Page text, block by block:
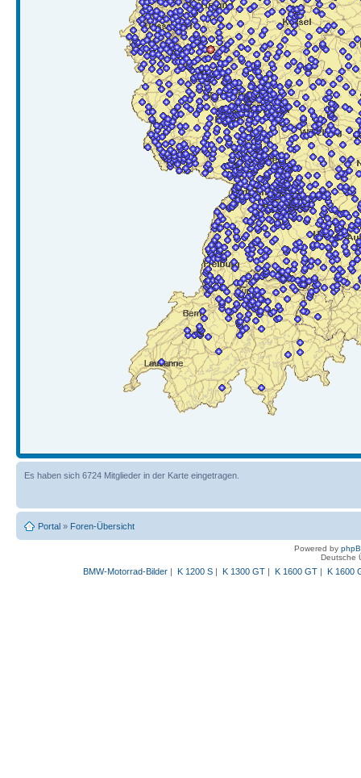
Es haben sich 6724 Mitglieder in der Karte eingetragen.
Portal » Foren-Übersicht
Powered by
Deutsche
BMW-Motorrad-Bilder| K 1200 S| K 1300 GT| K 1600 GT| K 1600